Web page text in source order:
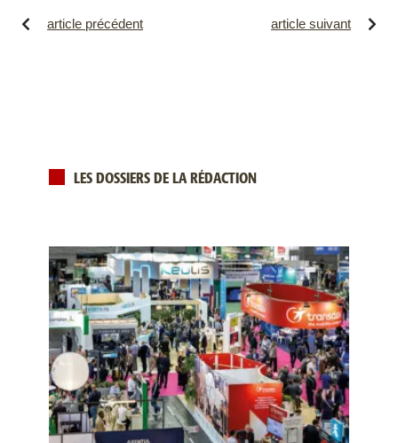
article précédent article suivant
LES DOSSIERS DE LA RÉDACTION